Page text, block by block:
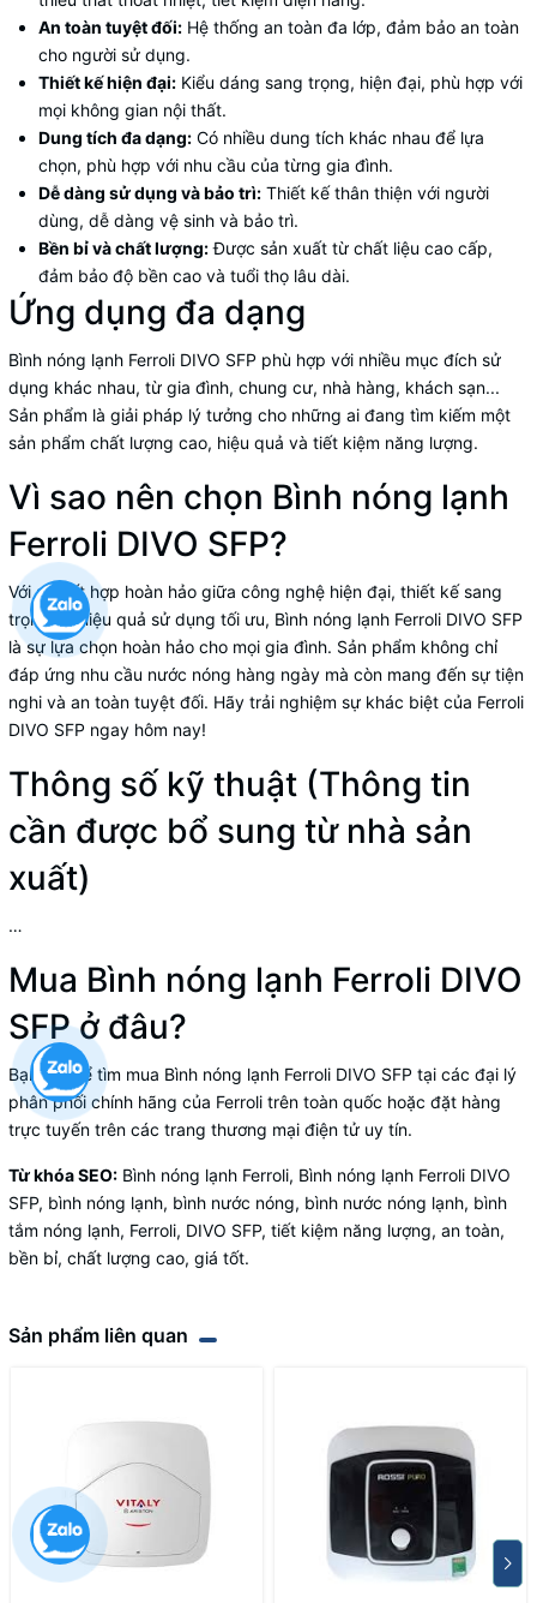
An toàn tuyệt đối: Hệ thống an toàn đa lớp, đảm bảo an toàn
cho người sử dụng.
Thiết kế hiện đại: Kiểu dáng sang trọng, hiện đại, phù hợp với
mọi không gian nội thất.
Dung tích đa dạng: Có nhiều dung tích khác nhau để lựa
chọn, phù hợp với nhu cầu của từng gia đình.
Dễ dàng sử dụng và bảo trì: Thiết kế thân thiện với người
dùng, dễ dàng vệ sinh và bảo trì.
Bền bỉ và chất lượng:Được sản xuất từ chất liệu cao cấp,
đảm bảo độ bền cao và tuổi thọ lâu dài.
Ứng dụng đa dạng
Bình nóng lạnh Ferroli DIVO SFP phù hợp với nhiều mục đích sử
dụng khác nhau, từ gia đình, chung cư, nhà hàng, khách sạn...
Sản phẩm là giải pháp lý tưởng cho những ai đang tìm kiếm một
sản phẩm chất lượng cao, hiệu quả và tiết kiệm năng lượng.
Vì sao nên chọn Bình nóng lạnh
Ferroli DIVO SFP?
Với sự kết hợp hoàn hảo giữa công nghệ hiện đại, thiết kế sang
trọng và hiệu quả sử dụng tối ưu, Bình nóng lạnh Ferroli DIVO SFP
là sự lựa chọn hoàn hảo cho mọi gia đình. Sản phẩm không chỉ
đáp ứng nhu cầu nước nóng hàng ngày mà còn mang đến sự tiện
nghi và an toàn tuyệt đối. Hãy trải nghiệm sự khác biệt của Ferroli
DIVO SFP ngay hôm nay!
Thông số kỹ thuật (Thông tin
cần được bổ sung từ nhà sản
xuất)
…
Mua Bình nóng lạnh Ferroli DIVO
SFP ở đâu?
Bạn có thể tìm mua Bình nóng lạnh Ferroli DIVO SFP tại các đại lý
phân phối chính hãng của Ferroli trên toàn quốc hoặc đặt hàng
trực tuyến trên các trang thương mại điện tử uy tín.
Từ khóa SEO: Bình nóng lạnh Ferroli, Bình nóng lạnh Ferroli DIVO
SFP, bình nóng lạnh, bình nước nóng, bình nước nóng lạnh, bình
tắm nóng lạnh, Ferroli, DIVO SFP, tiết kiệm năng lượng, an toàn,
bền bỉ, chất lượng cao, giá tốt.
Sản phẩm liên quan